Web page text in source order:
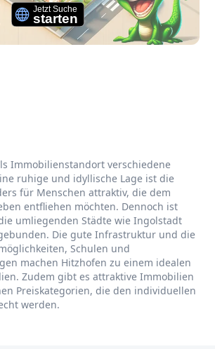
Immobilienstandort verschiedene
ruhige und idyllische Lage ist die
für Menschen attraktiv, die dem
entfliehen möchten. Dennoch ist
umliegenden Städte wie Ingolstadt
Die gute Infrastruktur und die
Schulen und
machen Hitzhofen zu einem idealen
Zudem gibt es attraktive Immobilien
Preiskategorien, die den individuellen
werden.